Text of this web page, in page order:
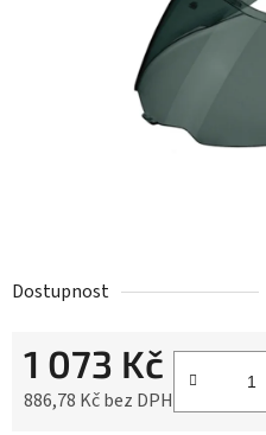
Dostupnost
1 073 Kč
886,78 Kč bez DPH